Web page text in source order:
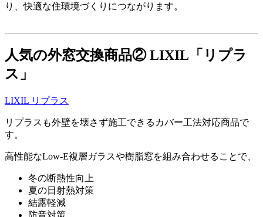
り、快適な住環境づくりにつながります。
人気の外窓交換商品② LIXIL「リプラ
ス」
LIXIL リプラス
リプラスも外壁を壊さず施工できるカバー工法対応商品で
す。
高性能なLow-E複層ガラスや樹脂窓を組み合わせることで、
冬の断熱性向上
夏の日射熱対策
結露軽減
防音対策